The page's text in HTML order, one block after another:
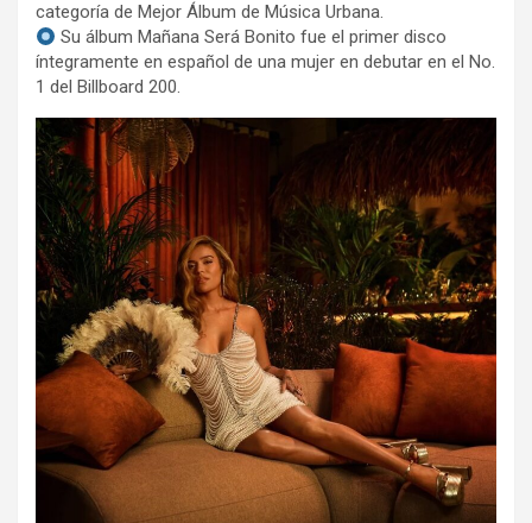
categoría de Mejor Álbum de Música Urbana.
Su álbum Mañana Será Bonito fue el primer disco
íntegramente en español de una mujer en debutar en el No.
1 del Billboard 200.